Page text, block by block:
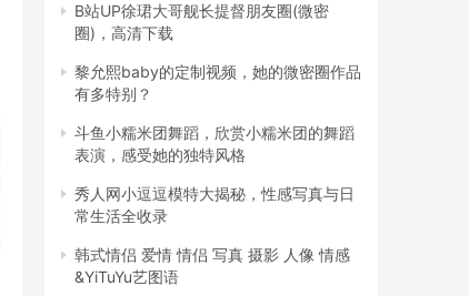
B站UP徐珺大哥舰长提督朋友圈(微密
圈)，高清下载
黎允熙baby的定制视频，她的微密圈作品
有多特别？
斗鱼小糯米团舞蹈，欣赏小糯米团的舞蹈
表演，感受她的独特风格
秀人网小逗逗模特大揭秘，性感写真与日
常生活全收录
韩式情侣 爱情 情侣 写真 摄影 人像 情感
&YiTuYu艺图语